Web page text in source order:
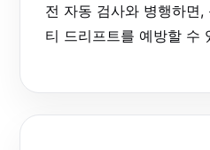
전 자동 검사와 병행하면,
티 드리프트를 예방할 수